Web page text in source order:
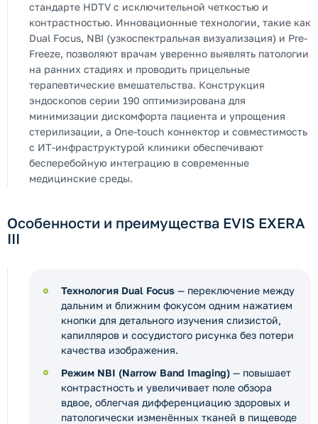
стандарте HDTV с исключительной четкостью и
контрастностью. Инновационные технологии, такие как
Dual Focus, NBI (узкоспектральная визуализация) и Pre-
Freeze, позволяют врачам уверенно выявлять патологии
на ранних стадиях и проводить прицельные
терапевтические вмешательства. Конструкция
эндоскопов серии 190 оптимизирована для
минимизации дискомфорта пациента и упрощения
стерилизации, а One-touch коннектор и совместимость
с ИТ-инфраструктурой клиники обеспечивают
бесперебойную интеграцию в современные
медицинские среды.
Особенности и преимущества EVIS EXERA
III
Технология Dual Focus — переключение между
дальним и ближним фокусом одним нажатием
кнопки для детального изучения слизистой,
капилляров и сосудистого рисунка без потери
качества изображения.
Режим NBI (Narrow Band Imaging) — повышает
контрастность и увеличивает поле обзора
вдвое, облегчая дифференциацию здоровых и
патологически изменённых тканей в пищеводе